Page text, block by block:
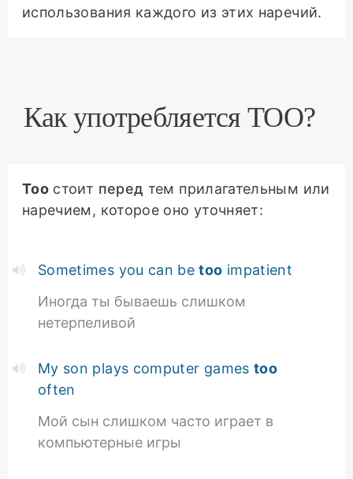
использования каждого из этих наречий.
Как употребляется TOO?
Too стоит перед тем прилагательным или
наречием, которое оно уточняет:
Sometimes you can betoo impatient
Иногда ты бываешь слишком
нетерпеливой
My son plays computer games too
often
Мой сын слишком часто играет в
компьютерные игры